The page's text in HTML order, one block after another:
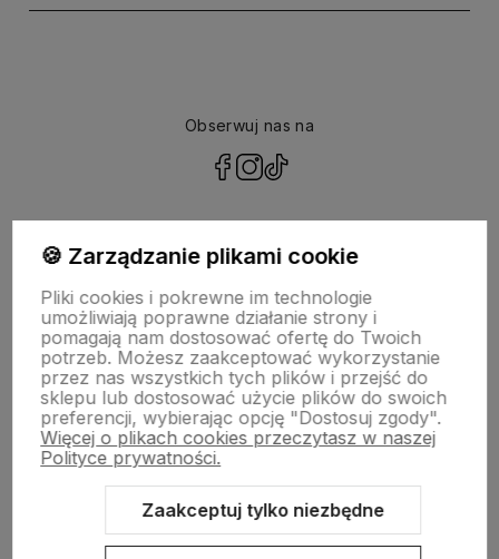
Obserwuj nas na
NASZA SELEKCJA
POMOC
KONTO
🍪 Zarządzanie plikami cookie
Pliki cookies i pokrewne im technologie
umożliwiają poprawne działanie strony i
pomagają nam dostosować ofertę do Twoich
potrzeb. Możesz zaakceptować wykorzystanie
przez nas wszystkich tych plików i przejść do
sklepu lub dostosować użycie plików do swoich
preferencji, wybierając opcję "Dostosuj zgody".
Więcej o plikach cookies przeczytasz w naszej
Polityce prywatności.
Zaakceptuj tylko niezbędne